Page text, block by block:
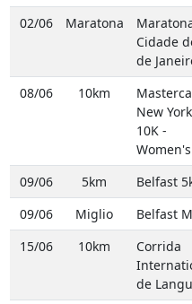
02/06 Maratona
Cidade
de
08/06 10km
New
10K -
09/06 5km Belfast
09/06
Miglio Belfast
15/06
10km
Corrida
de